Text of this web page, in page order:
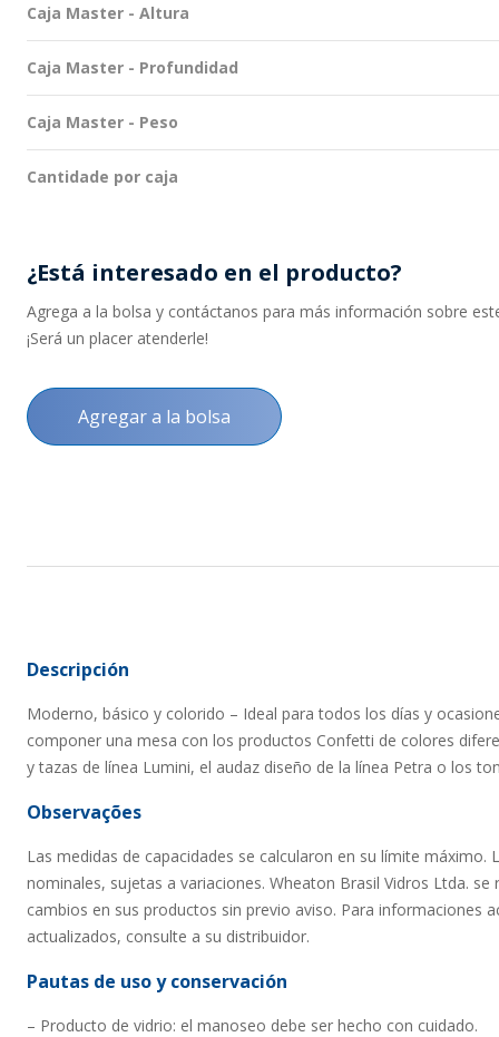
Caja Master - Altura
Caja Master - Profundidad
Caja Master - Peso
Cantidade por caja
¿Está interesado en el producto?
Agrega a la bolsa y contáctanos para más información sobre
¡Será un placer atenderle!
Agregar a la bolsa
Descripción
Moderno, básico y colorido – Ideal para todos los días y
componer una mesa con los productos Confetti de colores
y tazas de línea Lumini, el audaz diseño de la línea Petra o los
Observações
Las medidas de capacidades se calcularon en su límite máximo.
nominales, sujetas a variaciones. Wheaton Brasil Vidros Ltda. se
cambios en sus productos sin previo aviso. Para informaciones
actualizados, consulte a su distribuidor.
Pautas de uso y conservación
– Producto de vidrio: el manoseo debe ser hecho con cuidado.